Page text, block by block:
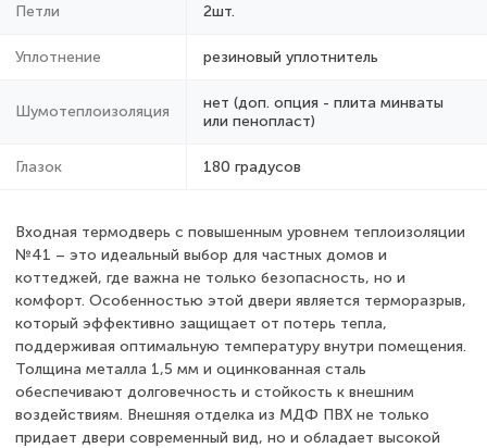
Петли 2шт.
Уплотнение резиновый уплотнитель
Шумотеплоизоляция
нет (доп. опция - плита минваты
или пенопласт)
Глазок 180 градусов
Входная термодверь с повышенным уровнем теплоизоляции
№41 – это идеальный выбор для частных домов и
коттеджей, где важна не только безопасность, но и
комфорт. Особенностью этой двери является терморазрыв,
который эффективно защищает от потерь тепла,
поддерживая оптимальную температуру внутри помещения.
Толщина металла 1,5 мм и оцинкованная сталь
обеспечивают долговечность и стойкость к внешним
воздействиям. Внешняя отделка из МДФ ПВХ не только
придает двери современный вид, но и обладает высокой